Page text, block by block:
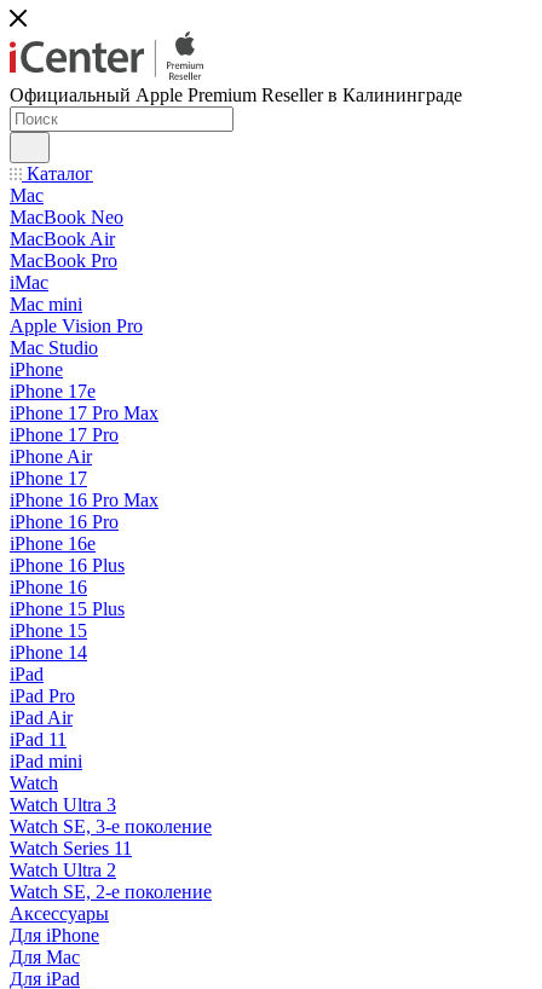
Официальный Apple Premium Reseller в Калининграде
Каталог
Mac
MacBook Neo
MacBook Air
MacBook Pro
iMac
Mac mini
Apple Vision Pro
Mac Studio
iPhone
iPhone 17e
iPhone 17 Pro Max
iPhone 17 Pro
iPhone Air
iPhone 17
iPhone 16 Pro Max
iPhone 16 Pro
iPhone 16e
iPhone 16 Plus
iPhone 16
iPhone 15 Plus
iPhone 15
iPhone 14
iPad
iPad Pro
iPad Air
iPad 11
iPad mini
Watch
Watch Ultra 3
Watch SE, 3-е поколение
Watch Series 11
Watch Ultra 2
Watch SE, 2-е поколение
Аксессуары
Для iPhone
Для Mac
Для iPad